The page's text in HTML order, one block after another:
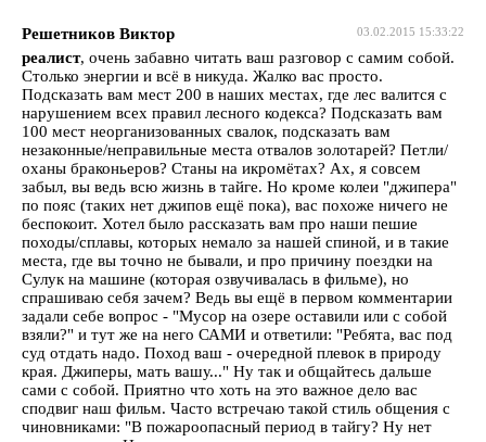
03.02.2015 15:33:22
Решетников Виктор
реалист, очень забавно читать ваш разговор с самим собой.
Столько энергии и всё в никуда. Жалко вас просто.
Подсказать вам мест 200 в наших местах, где лес валится с
нарушением всех правил лесного кодекса? Подсказать вам
100 мест неорганизованных свалок, подсказать вам
незаконные/неправильные места отвалов золотарей? Петли/
оханы браконьеров? Станы на икромётах? Ах, я совсем
забыл, вы ведь всю жизнь в тайге. Но кроме колеи "джипера"
по пояс (таких нет джипов ещё пока), вас похоже ничего не
беспокоит. Хотел было рассказать вам про наши пешие
походы/сплавы, которых немало за нашей спиной, и в такие
места, где вы точно не бывали, и про причину поездки на
Сулук на машине (которая озвучивалась в фильме), но
спрашиваю себя зачем? Ведь вы ещё в первом комментарии
задали себе вопрос - "Мусор на озере оставили или с собой
взяли?" и тут же на него САМИ и ответили: "Ребята, вас под
суд отдать надо. Поход ваш - очередной плевок в природу
края. Джиперы, мать вашу..." Ну так и общайтесь дальше
сами с собой. Приятно что хоть на это важное дело вас
сподвиг наш фильм. Часто встречаю такой стиль общения с
чиновниками: "В пожароопасный период в тайгу? Ну нет